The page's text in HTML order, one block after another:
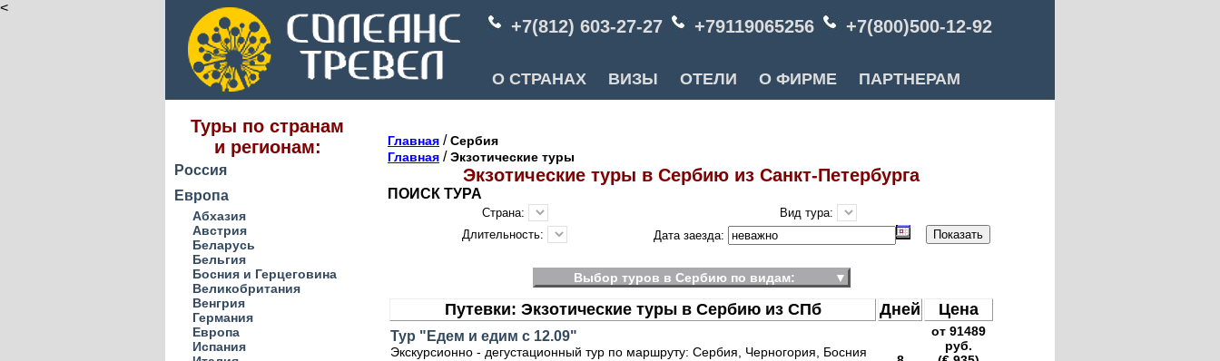
<
+7(812) 603-27-27 +79119065256 +7(800)500-12-92
О СТРАНАХ ВИЗЫ ОТЕЛИ О ФИРМЕ ПАРТНЕРАМ
Туры по странам
и регионам:
Россия
Европа
Абхазия
Австрия
Беларусь
Бельгия
Босния и Герцеговина
Великобритания
Венгрия
Германия
Европа
Испания
Главная /Сербия
Главная /Экзотические туры
Экзотические туры в Сербию из Санкт-Петербурга
ПОИСК ТУРА
Страна:
Вид тура:
Длительность:
Дата заезда:
Выбор туров в Сербию по видам: ▼
Путевки: Экзотические туры в Сербию из СПб Дней Цена
Тур "Едем и едим с 12.09"
Экскурсионно - дегустационный тур по маршруту: Сербия, Черногория, Босния
от 91489
руб.